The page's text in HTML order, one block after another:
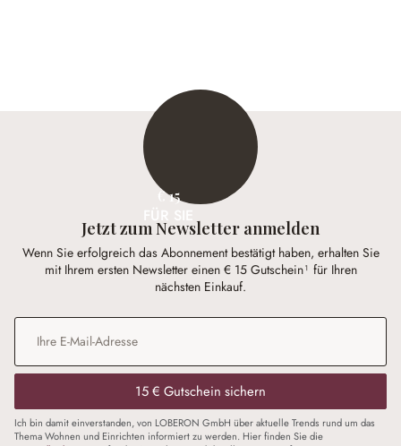
€ 15
Jetzt zum Newsletter anmelden
Wenn Sie erfolgreich das Abonnement bestätigt haben, erhalten Sie
mit Ihrem ersten Newsletter einen € 15 Gutschein¹ für Ihren
nächsten Einkauf.
E-Mail-Adresse
15 € Gutschein sichern
Ich bin damit einverstanden, von LOBERON GmbH über aktuelle Trends rund um das
Thema Wohnen und Einrichten informiert zu werden. Hier finden Sie die